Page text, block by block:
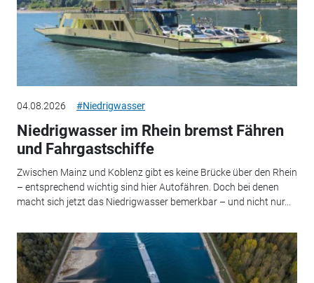
04.08.2026 #Niedrigwasser
Niedrigwasser im Rhein bremst Fähren
und Fahrgastschiffe
Zwischen Mainz und Koblenz gibt es keine Brücke über den Rhein
– entsprechend wichtig sind hier Autofähren. Doch bei denen
macht sich jetzt das Niedrigwasser bemerkbar – und nicht nur...